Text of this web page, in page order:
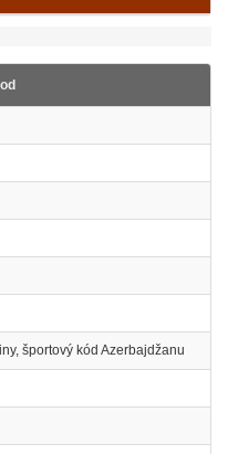
športový kód Azerbajdžanu